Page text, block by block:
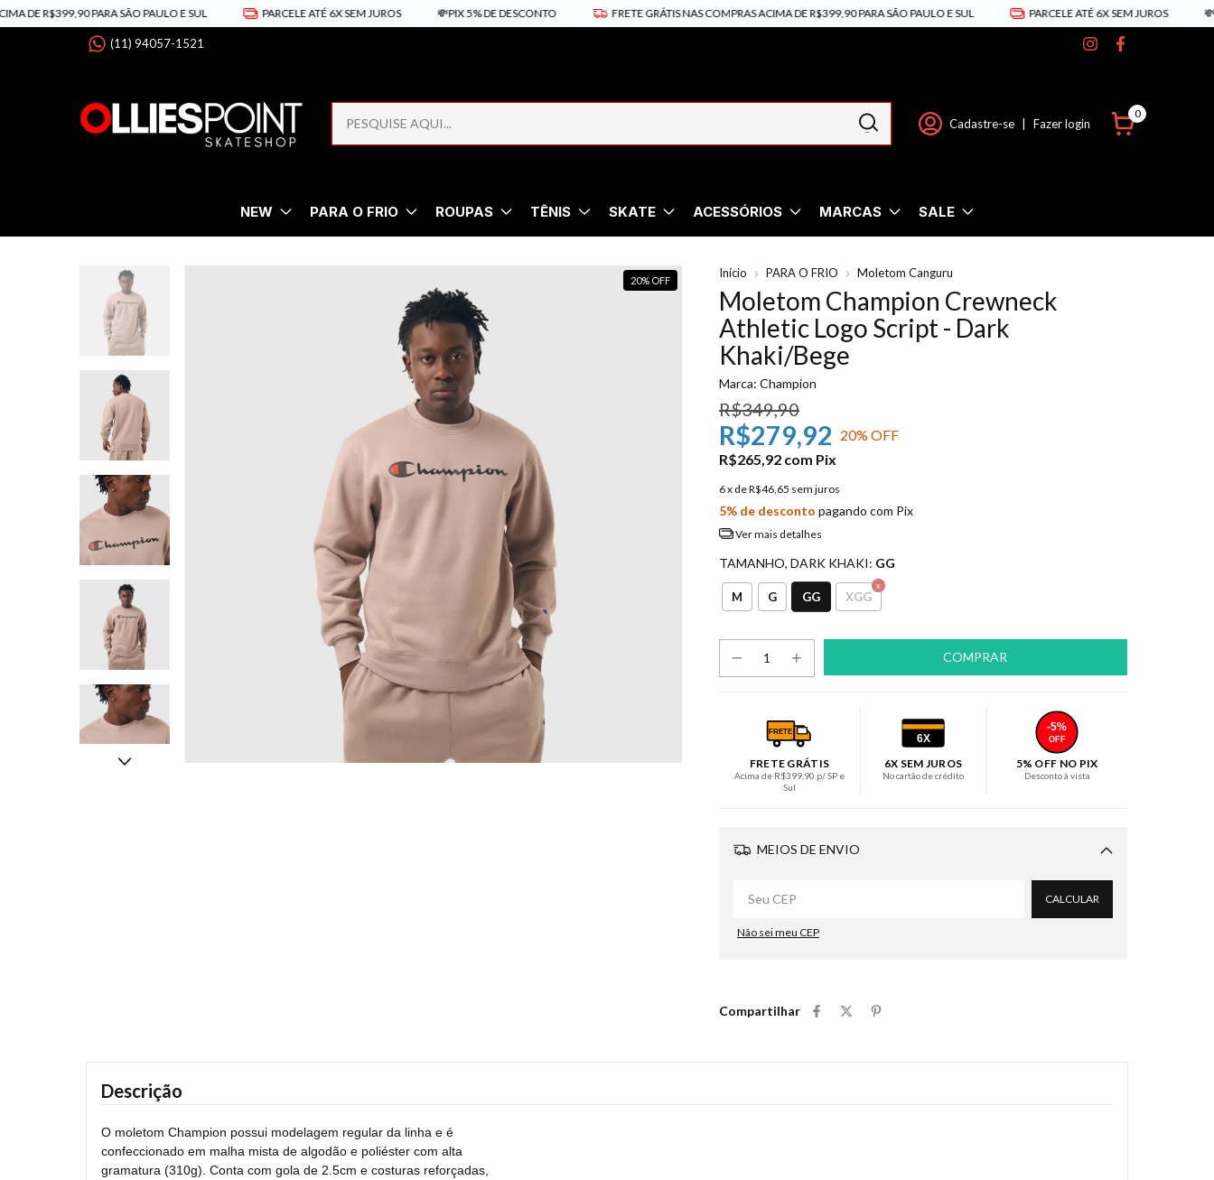
PARA SÃO PAULO E SUL PARCELE ATÉ 6X SEM JUROS 💸PIX 5% DE DESCONTO FRETE GRÁTIS NAS COMPRAS ACIMA DE R$399,90 PARA SÃO PAULO E SUL PARCELE ATÉ 6X SEM JUROS 💸PIX 5%
(11) 94057-1521
Cadastre-se Fazer login
0
NEW PARA O FRIO ROUPAS TÊNIS SKATE ACESSÓRIOS MARCAS SALE
20% OFF
Início PARA O FRIO Moletom Canguru
Moletom Champion Crewneck
Athletic Logo Script - Dark
Khaki/Bege
Marca: Champion
R$349,90
R$279,92 20% OFF
R$265,92 com Pix
6x deR$46,65 sem juros
5% de desconto pagando com Pix
Ver mais detalhes
TAMANHO, DARK KHAKI: GG
M G GG XGG
FRETE
FRETE GRÁTIS
Acima de R$399,90 p/ SP e
Sul
6X
6X SEM JUROS
No cartão de crédito
-5%
OFF
5% OFF NO PIX
Desconto à vista
MEIOS DE ENVIO
Alterar CEP
CALCULAR
Não sei meu CEP
Compartilhar
Descrição
O moletom Champion possui modelagem regular da linha e é
confeccionado em malha mista de algodão e poliéster com alta
gramatura (310g). Conta com gola de 2.5cm e costuras reforçadas,